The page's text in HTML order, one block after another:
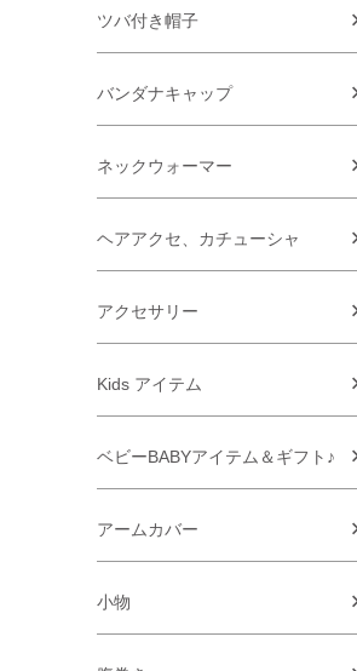
ツバ付き帽子
バンダナキャップ
ネックウォーマー
ヘアアクセ、カチューシャ
アクセサリー
Kids アイテム
ベビーBABYアイテム＆ギフト♪
アームカバー
小物